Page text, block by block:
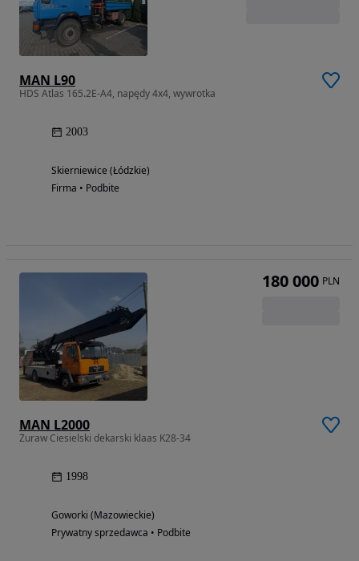
MAN L90
HDS Atlas 165.2E-A4, napędy 4x4, wywrotka
2003
Skierniewice (Łódzkie)
Firma • Podbite
MAN L2000
Żuraw Ciesielski dekarski klaas K28-34
1998
Goworki (Mazowieckie)
Prywatny sprzedawca • Podbite
180 000 PLN